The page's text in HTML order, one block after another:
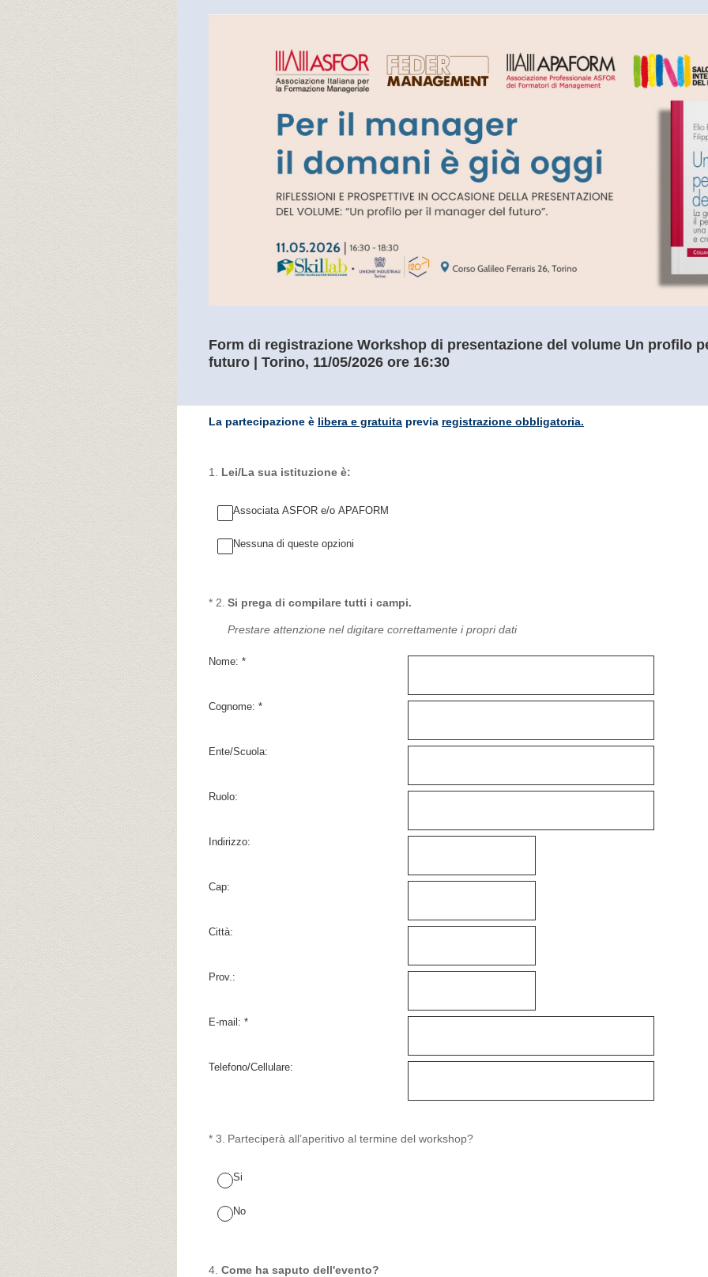
Form di registrazione Workshop di presentazione del volume Un profilo
futuro | Torino, 11/05/2026 ore 16:30
La partecipazione è libera e gratuita previa registrazione obbligatoria.
1 Lei/La sua istituzione è:
Associata ASFOR e/o APAFORM
Nessuna di queste opzioni
* 2. Si prega di compilare tutti i campi.
Prestare attenzione nel digitare correttamente i propri dati
(Obbligatorio)
Nome: *
Cognome: *
Ente/Scuola:
Ruolo:
Indirizzo:
Cap:
Città:
Prov.:
E-mail: *
Telefono/Cellulare:
* 3. Parteciperà all’aperitivo al termine del workshop?
(Obbligatorio)
Si
No
4 Come ha saputo dell'evento?